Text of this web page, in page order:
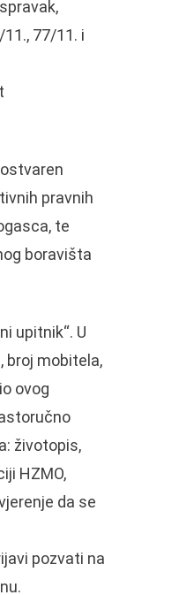
77/11. i
pravnih
te
boravišta
upitnik“. U
broj mobitela,
ovog
životopis,
HZMO,
da se
pozvati na